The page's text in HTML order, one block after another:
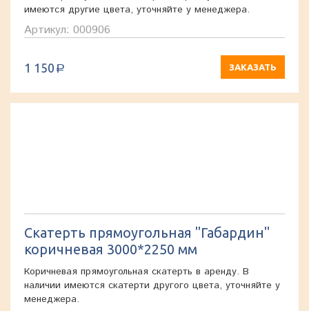
имеются другие цвета, уточняйте у менеджера.
Артикул: 000906
1 150 a ЗАКАЗАТЬ
Скатерть прямоугольная "Габардин"
коричневая 3000*2250 мм
Коричневая прямоугольная скатерть в аренду. В
наличии имеются скатерти другого цвета, уточняйте у
менеджера.